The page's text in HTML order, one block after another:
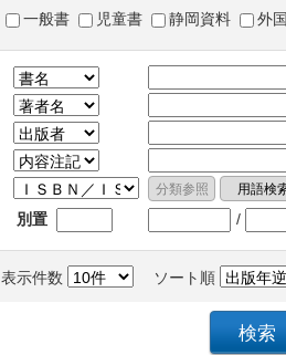
一般書 児童書 静岡資料 外
別置 /
表示件数 ソート順